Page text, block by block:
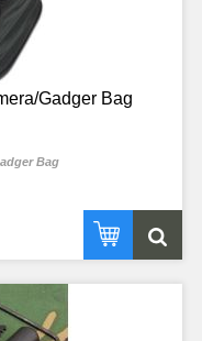
Gadger Bag
Bag